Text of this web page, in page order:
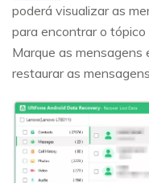
poderá visualizar as
para encontrar o
Marque as mensagens
restaurar as